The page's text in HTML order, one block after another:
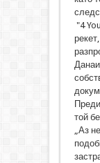
"4
той
„Аз